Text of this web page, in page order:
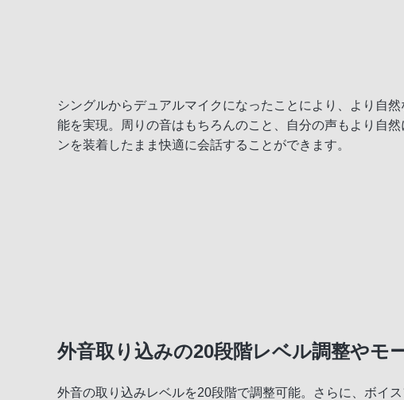
シングルからデュアルマイクになったことにより、より自
能を実現。周りの音はもちろんのこと、自分の声もより自
ンを装着したまま快適に会話することができます。
外音取り込みの20段階レベル調整やモ
外音の取り込みレベルを20段階で調整可能。さらに、ボイ